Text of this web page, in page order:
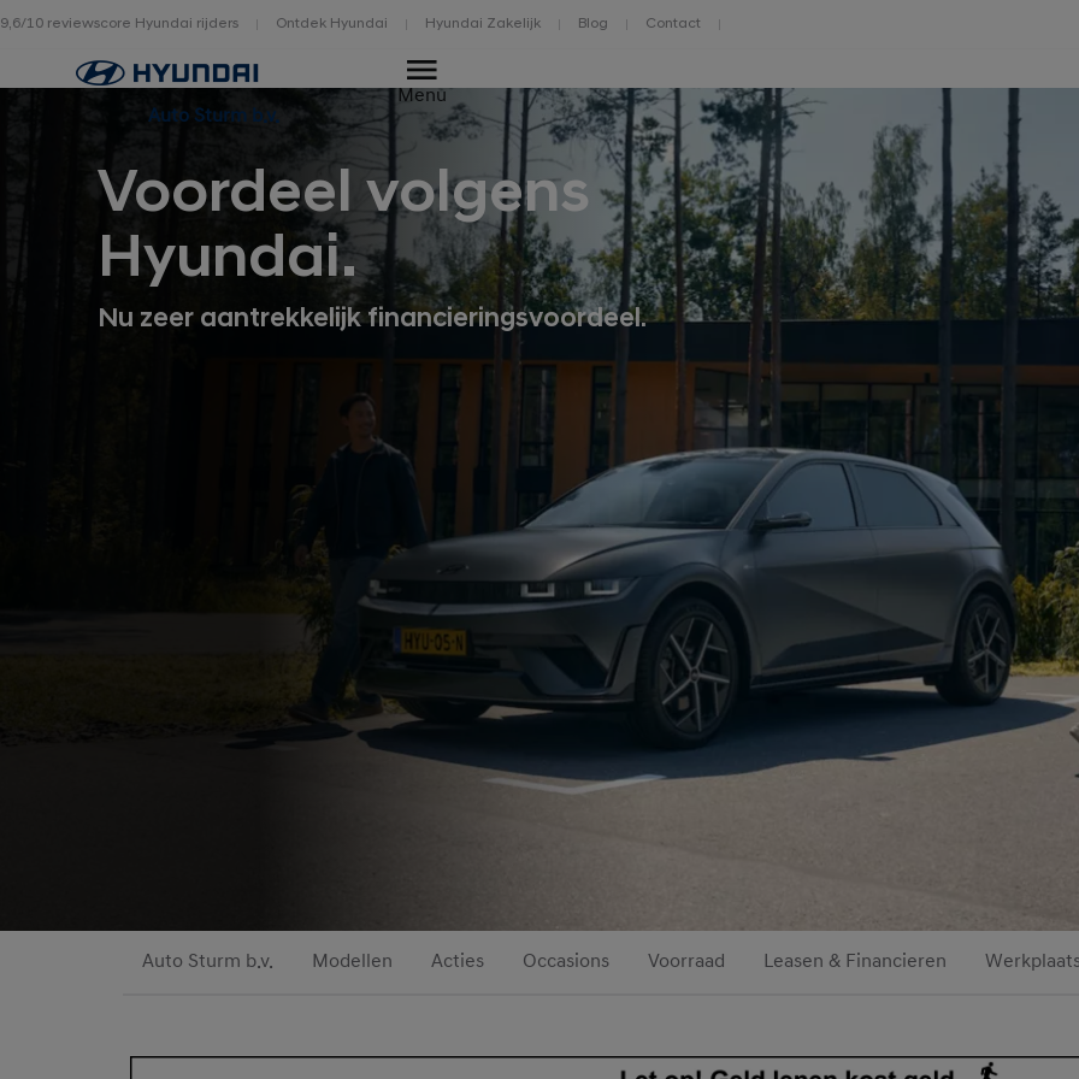
9,6/10 reviewscore Hyundai rijders Ontdek Hyundai Hyundai Zakelijk Blog Contact
Home
Auto Sturm b.v.
Menu
Voordeel volgens
Hyundai.
Nu zeer aantrekkelijk financieringsvoordeel.
Auto Sturm b.v. Modellen Acties Occasions Voorraad Leasen & Financieren